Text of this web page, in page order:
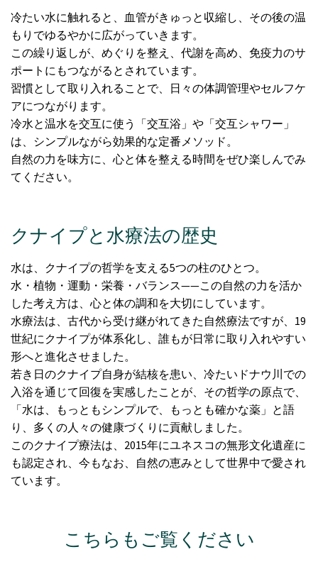
冷たい水に触れると、血管がきゅっと収縮し、その後の温
もりでゆるやかに広がっていきます。
この繰り返しが、めぐりを整え、代謝を高め、免疫力のサ
ポートにもつながるとされています。
習慣として取り入れることで、日々の体調管理やセルフケ
アにつながります。
冷水と温水を交互に使う「交互浴」や「交互シャワー」
は、シンプルながら効果的な定番メソッド。
自然の力を味方に、心と体を整える時間をぜひ楽しんでみ
てください。
クナイプと水療法の歴史
水は、クナイプの哲学を支える5つの柱のひとつ。
水・植物・運動・栄養・バランス——この自然の力を活か
した考え方は、心と体の調和を大切にしています。
水療法は、古代から受け継がれてきた自然療法ですが、19
世紀にクナイプが体系化し、誰もが日常に取り入れやすい
形へと進化させました。
若き日のクナイプ自身が結核を患い、冷たいドナウ川での
入浴を通じて回復を実感したことが、その哲学の原点で、
「水は、もっともシンプルで、もっとも確かな薬」と語
り、多くの人々の健康づくりに貢献しました。
このクナイプ療法は、2015年にユネスコの無形文化遺産に
も認定され、今もなお、自然の恵みとして世界中で愛され
ています。
こちらもご覧ください